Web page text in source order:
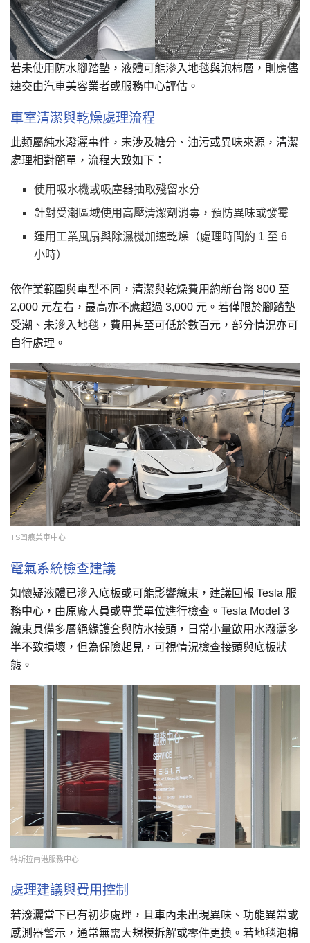
若未使用防水腳踏墊，液體可能滲入地毯與泡棉層，則應儘
速交由汽車美容業者或服務中心評估。
車室清潔與乾燥處理流程
此類屬純水潑灑事件，未涉及糖分、油污或異味來源，清潔
處理相對簡單，流程大致如下：
使用吸水機或吸塵器抽取殘留水分
針對受潮區域使用高壓清潔劑消毒，預防異味或發霉
運用工業風扇與除濕機加速乾燥（處理時間約 1 至 6
小時）
依作業範圍與車型不同，清潔與乾燥費用約新台幣 800 至
2,000 元左右，最高亦不應超過 3,000 元。若僅限於腳踏墊
受潮、未滲入地毯，費用甚至可低於數百元，部分情況亦可
自行處理。
TS凹痕美車中心
電氣系統檢查建議
如懷疑液體已滲入底板或可能影響線束，建議回報 Tesla 服
務中心，由原廠人員或專業單位進行檢查。Tesla Model 3
線束具備多層絕緣護套與防水接頭，日常小量飲用水潑灑多
半不致損壞，但為保險起見，可視情況檢查接頭與底板狀
態。
特斯拉南港服務中心
處理建議與費用控制
若潑灑當下已有初步處理，且車內未出現異味、功能異常或
感測器警示，通常無需大規模拆解或零件更換。若地毯泡棉